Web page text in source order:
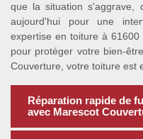
que la situation s'aggrave,
aujourd'hui pour une
expertise en toiture à
pour protéger votre bien-
Couverture, votre toiture est
Réparation rapide de
avec Marescot